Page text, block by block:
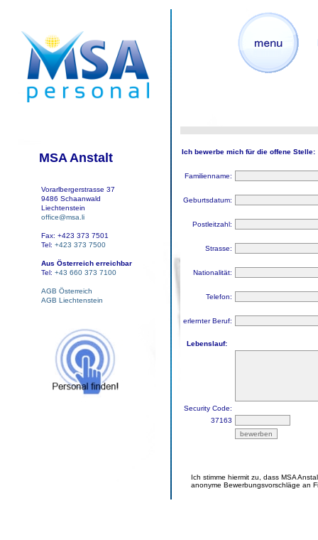
MSA Anstalt
Vorarlbergerstrasse 37
9486 Schaanwald
Liechtenstein
office@msa.li
Fax: +423 373 7501
Tel: +423 373 7500
Aus Österreich erreichbar
Tel: +43 660 373 7100
AGB Österreich
AGB Liechtenstein
Ich bewerbe mich für die offene Stelle:
Familienname:
Geburtsdatum:
Postleitzahl:
Strasse:
Nationalität:
Telefon:
erlernter Beruf:
Lebenslauf:
Security Code:
37163
Ich stimme hiermit zu, dass MSA
anonyme Bewerbungsvorschläge an